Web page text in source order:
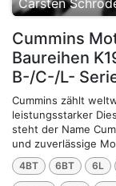
Cummins
Baureihen
B-/C-/L-
Cummins zählt
leistungsstarker
steht der Name
und zuverlässige
4BT 6BT 6L